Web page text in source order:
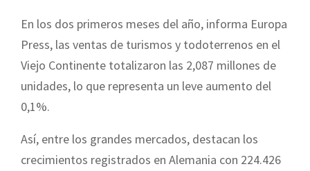
En los dos primeros meses del año, informa Europa
Press, las ventas de turismos y todoterrenos en el
Viejo Continente totalizaron las 2,087 millones de
unidades, lo que representa un leve aumento del
0,1%.
Así, entre los grandes mercados, destacan los
crecimientos registrados en Alemania con 224.426